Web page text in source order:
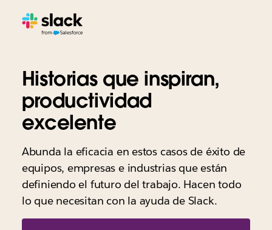
Historias que inspiran,
productividad
excelente
Abunda la eficacia en estos casos de éxito de
equipos, empresas e industrias que están
definiendo el futuro del trabajo. Hacen todo
lo que necesitan con la ayuda de Slack.